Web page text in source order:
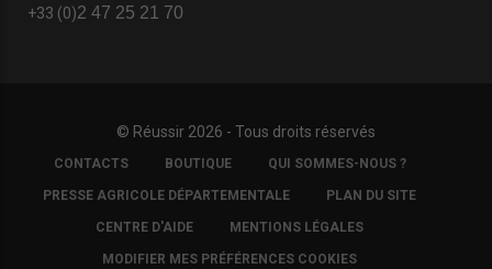
+33 (0)2 47 25 21 70
© Réussir 2026 - Tous droits réservés
FOOTER
COPYRIGHT
CONTACTS BOUTIQUE QUI SOMMES-NOUS ?
PRESSE AGRICOLE DÉPARTEMENTALE PLAN DU SITE
CENTRE D'AIDE MENTIONS LÉGALES
MODIFIER MES PRÉFÉRENCES COOKIES